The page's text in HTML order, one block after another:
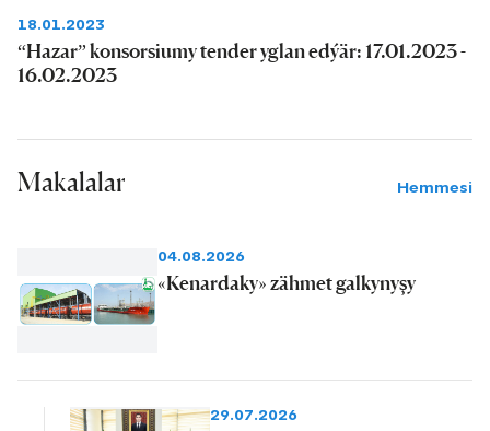
18.01.2023
“Hazar” konsorsiumy tender yglan edýär: 17.01.2023 -
16.02.2023
Makalalar Hemmesi
04.08.2026
«Kenardaky» zähmet galkynyşy
29.07.2026